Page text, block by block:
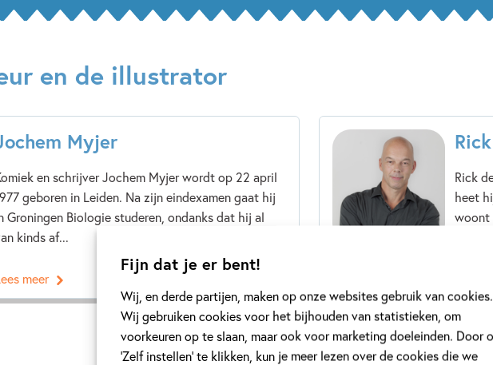
Fijn dat je er bent!
Wij, en derde partijen, maken op onze websites gebruik van cookies.
Wij gebruiken cookies voor het bijhouden van statistieken, om
voorkeuren op te slaan, maar ook voor marketing doeleinden. Door
‘Zelf instellen’ te klikken, kun je meer lezen over de cookies die we
en de illustrator
Myjer
en schrijver Jochem Myjer wordt op 22 april
geboren in Leiden. Na zijn eindexamen gaat hij
Groningen Biologie studeren, ondanks dat hij al
kinds af...
meer
Rick
heet
woont